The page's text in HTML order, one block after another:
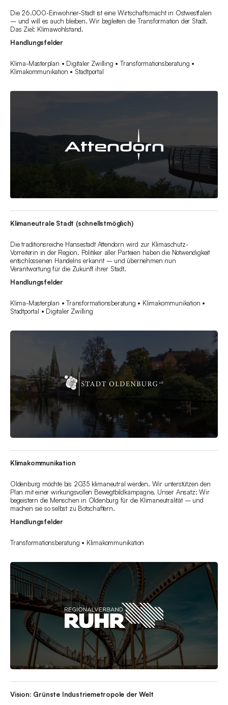
Die 26.000-Einwohner-Stadt ist eine Wirtschaftsmacht in Ostwestfalen
– und will es auch bleiben. Wir begleiten die Transformation der Stadt.
Das Ziel: Klimawohlstand.
Handlungsfelder
Klima-Masterplan • Digitaler Zwilling • Transformationsberatung •
Klimakommunikation • Stadtportal
Klimaneutrale Stadt (schnellstmöglich)
Die traditionsreiche Hansestadt Attendorn wird zur Klimaschutz-
Vorreiterin in der Region. Politiker aller Parteien haben die Notwendigkeit
entschlossenen Handelns erkannt – und übernehmen nun
Verantwortung für die Zukunft ihrer Stadt.
Handlungsfelder
Klima-Masterplan • Transformationsberatung • Klimakommunikation •
Stadtportal • Digitaler Zwilling
Klimakommunikation
Oldenburg möchte bis 2035 klimaneutral werden. Wir unterstützen den
Plan mit einer wirkungsvollen Bewegtbildkampagne. Unser Ansatz: Wir
begeistern die Menschen in Oldenburg für die Klimaneutralität – und
machen sie so selbst zu Botschaftern.
Handlungsfelder
Transformationsberatung • Klimakommunikation
Vision: Grünste Industriemetropole der Welt